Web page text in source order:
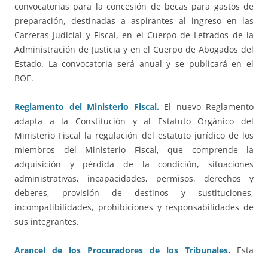
convocatorias para la concesión de becas para gastos de
preparación, destinadas a aspirantes al ingreso en las
Carreras Judicial y Fiscal, en el Cuerpo de Letrados de la
Administración de Justicia y en el Cuerpo de Abogados del
Estado. La convocatoria será anual y se publicará en el
BOE.
Reglamento del Ministerio Fiscal.El nuevo Reglamento
adapta a la Constitución y al Estatuto Orgánico del
Ministerio Fiscal la regulación del estatuto jurídico de los
miembros del Ministerio Fiscal, que comprende la
adquisición y pérdida de la condición, situaciones
administrativas, incapacidades, permisos, derechos y
deberes, provisión de destinos y sustituciones,
incompatibilidades, prohibiciones y responsabilidades de
sus integrantes.
Arancel de los Procuradores de los Tribunales. Esta